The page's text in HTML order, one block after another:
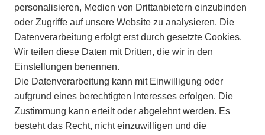
personalisieren, Medien von Drittanbietern einzubinden
oder Zugriffe auf unsere Website zu analysieren. Die
Datenverarbeitung erfolgt erst durch gesetzte Cookies.
Wir teilen diese Daten mit Dritten, die wir in den
Einstellungen benennen.
Die Datenverarbeitung kann mit Einwilligung oder
aufgrund eines berechtigten Interesses erfolgen. Die
Zustimmung kann erteilt oder abgelehnt werden. Es
besteht das Recht, nicht einzuwilligen und die